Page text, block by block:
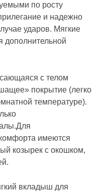
по росту
и надежно
ударов. Мягкие
дополнительной
с телом
покрытие (легко
температуре).
имеются
козырек с окошком,
вкладыш для